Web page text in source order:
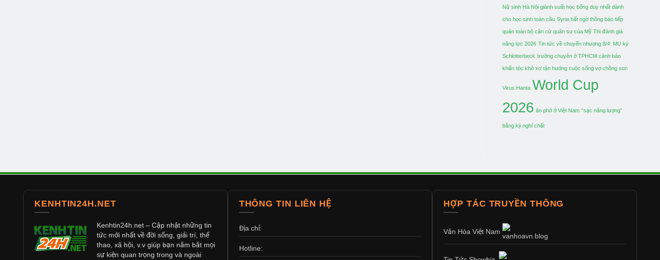
Nữ sinh Hà Nội giành suất học bổng duy nhất dành
cho học sinh toàn cầu Syria bất ngờ thông báo tiếp
quản toàn bộ căn cứ quân sự của Mỹ Thi đánh giá
năng lực 2026 Tin tức về chuyển nhượng 8/4: MU ký
Schlotterbeck trường chuyên ở TPHCM cảnh báo
khẩn tóc khô xơ tận hưởng cuộc sống vợ chồng son
Virus Hanta World Cup
2026 ăn phở ở Việt Nam “sạc năng lượng”
bằng kỳ nghỉ chất
KENHTIN24H.NET
Kenhtin24h.net – Cập nhật những tin
tức mới nhất về đời sống, giải trí, thể
thao, xã hội, v.v giúp bạn nắm bắt mọi
sự kiện quan trọng trong và ngoài
THÔNG TIN LIÊN HỆ
Địa chỉ:
Hotline:
HỢP TÁC TRUYỀN THÔNG
Văn Hóa Việt Nam